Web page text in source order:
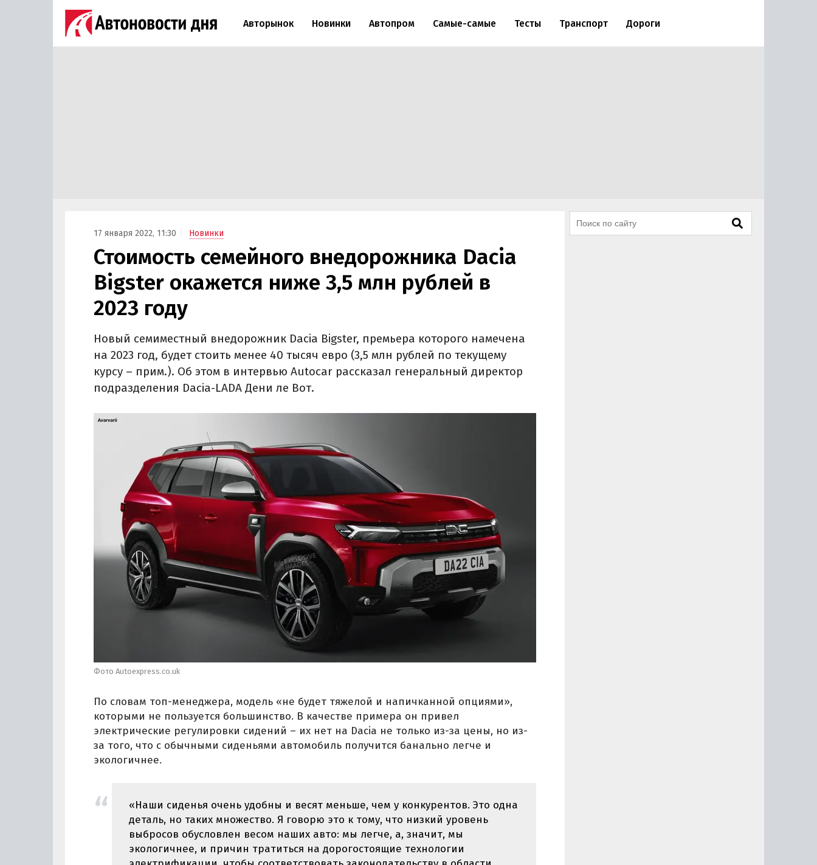
Авторынок Новинки Автопром Самые-самые Тесты Транспорт Дороги
17 января 2022, 11:30 Новинки
Стоимость семейного внедорожника Dacia
Bigster окажется ниже 3,5 млн рублей в
2023 году
Новый семиместный внедорожник Dacia Bigster, премьера которого намечена
на 2023 год, будет стоить менее 40 тысяч евро (3,5 млн рублей по текущему
курсу – прим.). Об этом в интервью Autocar рассказал генеральный директор
подразделения Dacia-LADA Дени ле Вот.
Фото Autoexpress.co.uk
По словам топ-менеджера, модель «не будет тяжелой и напичканной опциями»,
которыми не пользуется большинство. В качестве примера он привел
электрические регулировки сидений – их нет на Dacia не только из-за цены, но из-
за того, что с обычными сиденьями автомобиль получится банально легче и
экологичнее.
«Наши сиденья очень удобны и весят меньше, чем у конкурентов. Это одна
деталь, но таких множество. Я говорю это к тому, что низкий уровень
выбросов обусловлен весом наших авто: мы легче, а, значит, мы
экологичнее, и причин тратиться на дорогостоящие технологии